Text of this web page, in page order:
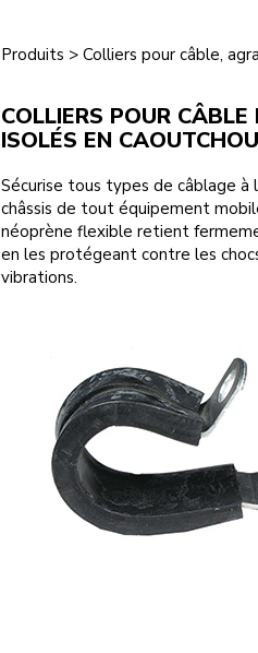
Produits > Colliers pour câble,
COLLIERS POUR
ISOLÉS EN
Sécurise tous types de câblage à
châssis de tout équipement
néoprène flexible retient
en les protégeant contre les
vibrations.